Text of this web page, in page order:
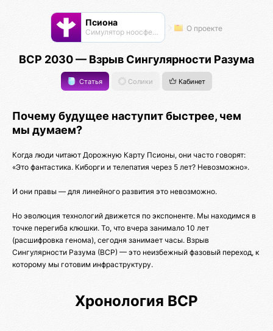
Псиона
Cимулятор ноосферы О проекте
ВСР 2030 — Взрыв Сингулярности Разума
Статья Солики Кабинет
Почему будущее наступит быстрее, чем
мы думаем?
Когда люди читают Дорожную Карту Псионы, они часто говорят:
«Это фантастика. Киборги и телепатия через 5 лет? Невозможно».
И они правы — для линейного развития это невозможно.
Но эволюция технологий движется по экспоненте. Мы находимся в
точке перегиба клюшки. То, что вчера занимало 10 лет
(расшифровка генома), сегодня занимает часы. Взрыв
Сингулярности Разума (ВСР) — это неизбежный фазовый переход, к
которому мы готовим инфраструктуру.
Хронология ВСР